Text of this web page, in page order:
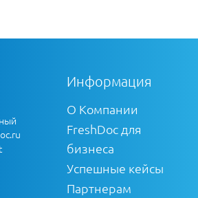
Информация
О Компании
FreshDoc для
бизнеса
Успешные кейсы
Партнерам